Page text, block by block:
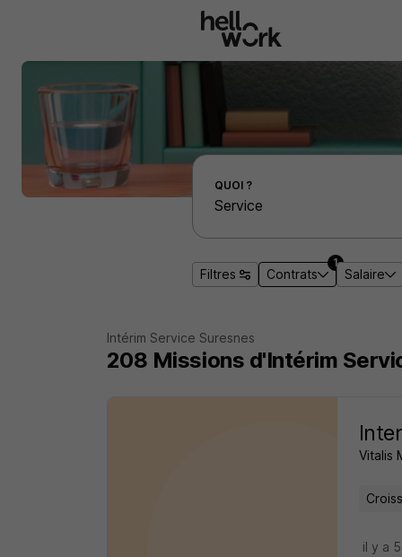
Effectuer une recherche d'emploi par localité
QUOI ?
Filtres Contrats
1
Salaire
Intérim Service Suresnes
208 Missions d'Intérim
Vitalis
il y a